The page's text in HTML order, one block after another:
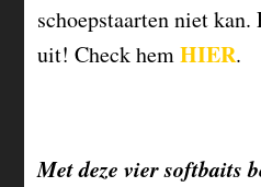
schoepstaarten niet kan.
uit! Check hemHIER.
Met deze vier softbaits